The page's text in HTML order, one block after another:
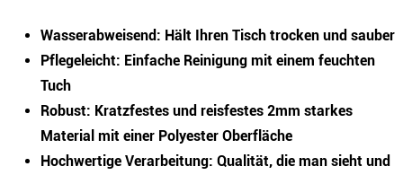
Wasserabweisend: Hält Ihren Tisch trocken und sauber
Pflegeleicht: Einfache Reinigung mit einem feuchten
Tuch
Robust: Kratzfestes und reisfestes 2mm starkes
Material mit einer Polyester Oberfläche
Hochwertige Verarbeitung: Qualität, die man sieht und